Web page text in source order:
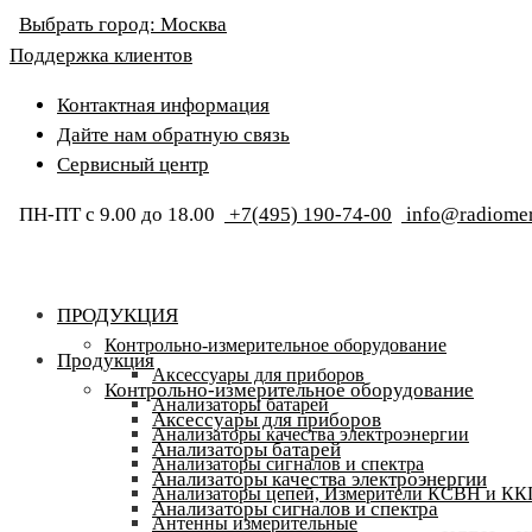
Выбрать город: Москва
Поддержка клиентов
Контактная информация
Дайте нам обратную связь
Сервисный центр
ПН-ПТ с 9.00 до 18.00 +7(495) 190-74-00
ПРОДУКЦИЯ
Контрольно-измерительное оборудование
Аксессуары для приборов
Анализаторы батарей
Анализаторы качества электроэнергии
Анализаторы сигналов и спектра
Анализаторы цепей, Измерители КСВН и
Антенны измерительные
Продукция
Контрольно-измерительное оборудование
Аксессуары для приборов
Анализаторы батарей
Анализаторы качества электроэнергии
Анализаторы сигналов и спектра